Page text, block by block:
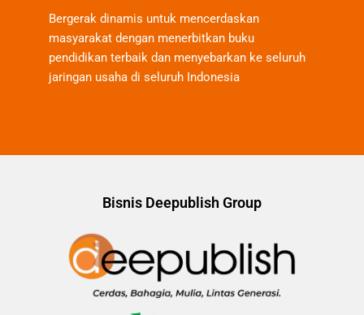
Bergerak dinamis untuk mencerdaskan
masyarakat dengan menerbitkan buku
pendidikan terbaik dan menyebarkan ke seluruh
jaringan usaha di seluruh Indonesia
Bisnis Deepublish Group